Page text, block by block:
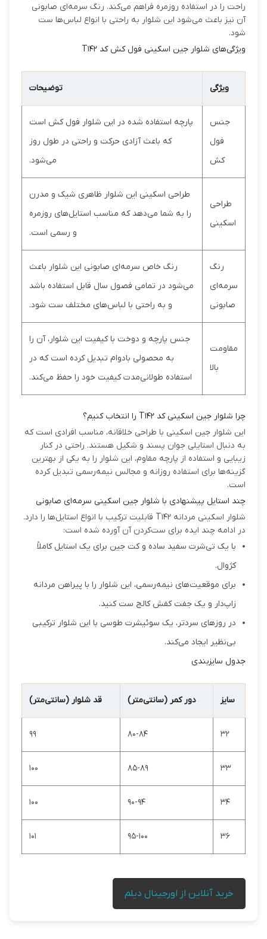
راحت را در استفاده روزمره فراهم می‌کند. رنگ سرمه‌ای صابونی
آن نیز باعث می‌شود این شلوار به راحتی با انواع لباس‌ها ست
شود.
ویژگی‌های شلوار جین اسکینی فول کش کد T142
ویژگی توضیحات
جنس
فول
کش
پارچه استفاده شده در این شلوار فول کش است
که باعث آزادی حرکت و راحتی در طول روز
می‌شود.
طراحی
اسکینی
طراحی اسکینی این شلوار ظاهری شیک و مدرن
را به شما می‌دهد که مناسب استایل‌های روزمره
و رسمی است.
رنگ
سرمه‌ای
صابونی
رنگ خاص سرمه‌ای صابونی این شلوار باعث
می‌شود در تمامی فصول سال قابل استفاده باشد
و به راحتی با لباس‌های مختلف ست شود.
مقاومت
بالا
جنس پارچه و دوخت با کیفیت این شلوار، آن را
به محصولی بادوام تبدیل کرده است که در
استفاده طولانی‌مدت کیفیت خود را حفظ می‌کند.
چرا شلوار جین اسکینی کد T142 را انتخاب کنیم؟
این شلوار جین اسکینی با طراحی خلاقانه، مناسب افرادی است که
به دنبال استایلی جوان پسند و شکیل هستند. راحتی در کنار
زیبایی و استفاده از پارچه مقاوم، این شلوار را به یکی از بهترین
گزینه‌ها برای استفاده روزانه و مجالس نیمه‌رسمی تبدیل کرده
است.
چند استایل پیشنهادی با شلوار جین اسکینی سرمه‌ای صابونی
شلوار اسکینی مردانه T142 قابلیت ترکیب با انواع استایل‌ها را دارد.
در ادامه چند ایده برای ست‌کردن آن آورده شده است:
با یک تی‌شرت سفید ساده و کت جین برای یک استایل کاملاً
کژوال.
برای موقعیت‌های نیمه‌رسمی، این شلوار را با پیراهن مردانه
زاپ‌دار و یک جفت کفش کالج ست کنید.
در روزهای سردتر، یک سوئیشرت طوسی با این شلوار ترکیبی
بی‌نظیر ایجاد می‌کند.
جدول سایزبندی
سایز دور کمر (سانتی‌متر) قد شلوار (سانتی‌متر)
32
80-84
99
33
85-89
100
34
90-94
100
36
95-100
101
خرید آنلاین از اورجینال دیلم